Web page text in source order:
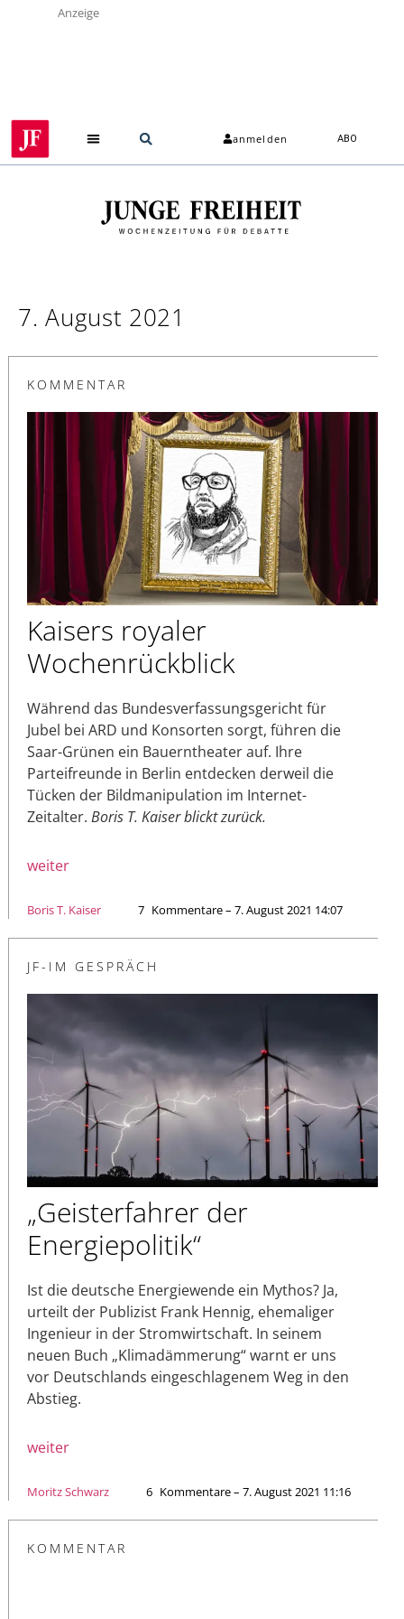
Anzeige
anmelden ABO
7. August 2021
KOMMENTAR
Kaisers royaler
Wochenrückblick
Während das Bundesverfassungsgericht für
Jubel bei ARD und Konsorten sorgt, führen die
Saar-Grünen ein Bauerntheater auf. Ihre
Parteifreunde in Berlin entdecken derweil die
Tücken der Bildmanipulation im Internet-
Zeitalter. Boris T. Kaiser blickt zurück.
weiter
Boris T. Kaiser 7 Kommentare – 7. August 2021 14:07
JF-IM GESPRÄCH
„Geisterfahrer der
Energiepolitik“
Ist die deutsche Energiewende ein Mythos? Ja,
urteilt der Publizist Frank Hennig, ehemaliger
Ingenieur in der Stromwirtschaft. In seinem
neuen Buch „Klimadämmerung“ warnt er uns
vor Deutschlands eingeschlagenem Weg in den
Abstieg.
weiter
Moritz Schwarz 6 Kommentare – 7. August 2021 11:16
KOMMENTAR